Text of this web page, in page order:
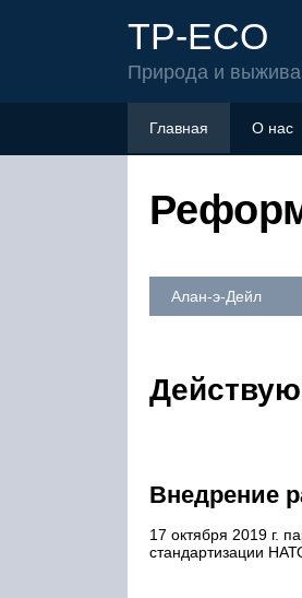
TP-ECO
Природа и
Главная О нас
Алан-э-Дейл
Внедрение
17 октября 2019 г.
стандартизации